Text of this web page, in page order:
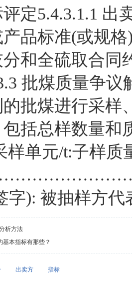
定5.4.3.1.1
品标准(或规
和全硫取合同
批煤质量争
批煤进行采样
括总样数量和
样单元/t:子样质
字): 被抽样
析方法
基本指标有那些？
出卖方 指标